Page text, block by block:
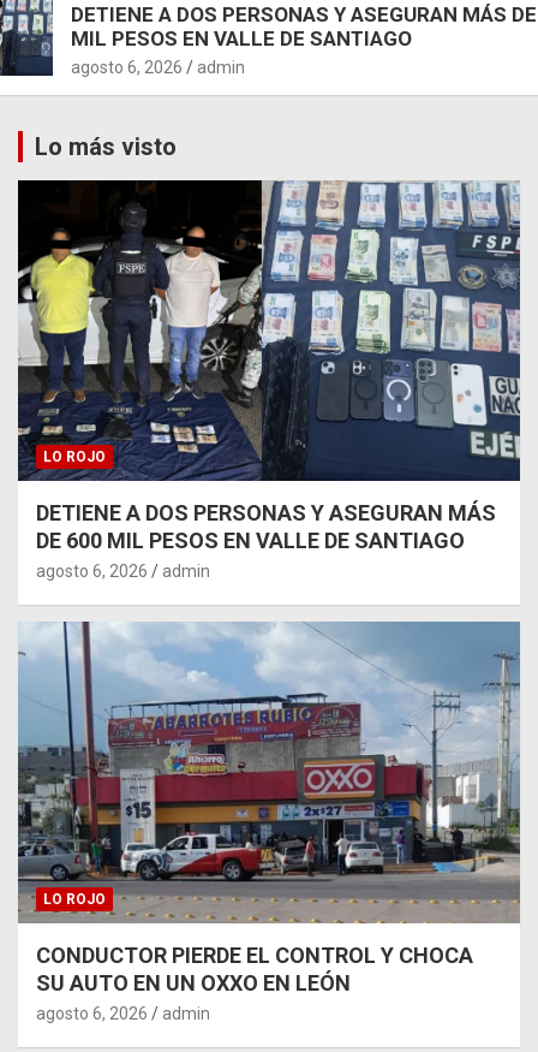
DETIENE A DOS PERSONAS Y ASEGURAN MÁS
MIL PESOS EN VALLE DE SANTIAGO
agosto 6, 2026 admin
Lo más visto
LO ROJO
DETIENE A DOS PERSONAS Y ASEGURAN MÁS
DE 600 MIL PESOS EN VALLE DE SANTIAGO
agosto 6, 2026 admin
LO ROJO
CONDUCTOR PIERDE EL CONTROL Y CHOCA
SU AUTO EN UN OXXO EN LEÓN
agosto 6, 2026 admin